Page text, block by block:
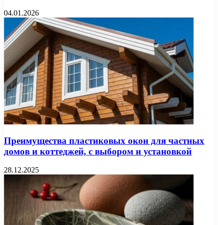
04.01.2026
Преимущества пластиковых окон для частных
домов и коттеджей, с выбором и установкой
28.12.2025